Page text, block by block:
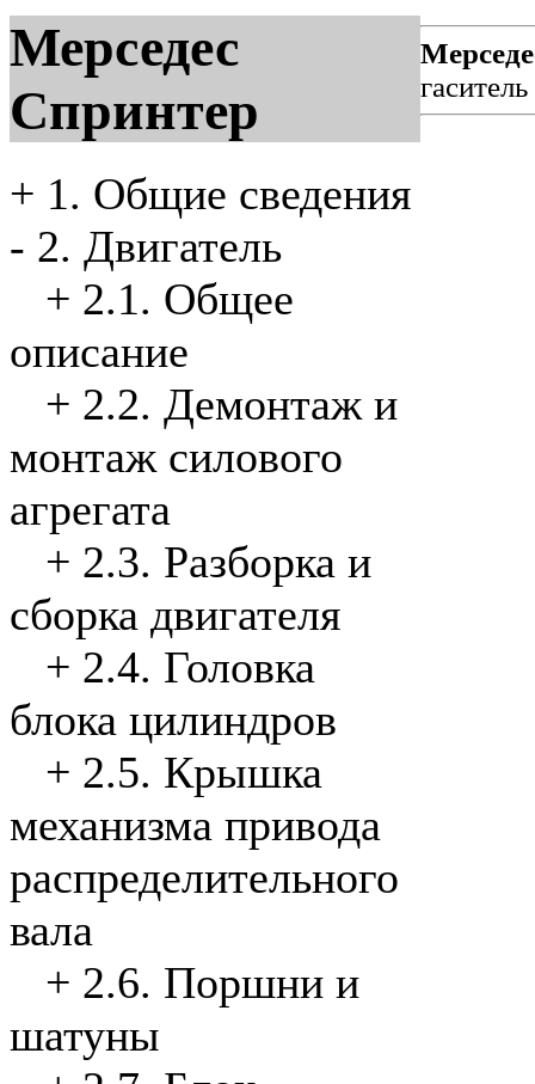
Мерседес
Спринтер
+ 1. Общие сведения
- 2. Двигатель
+ 2.1. Общее
описание
+ 2.2. Демонтаж и
монтаж силового
агрегата
+ 2.3. Разборка и
сборка двигателя
+ 2.4. Головка
блока цилиндров
+ 2.5. Крышка
механизма привода
распределительного
вала
+ 2.6. Поршни и
шатуны